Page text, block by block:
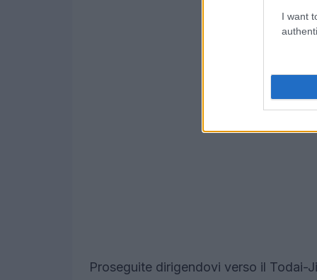
I want
Proseguite dirigendovi verso il Todai-